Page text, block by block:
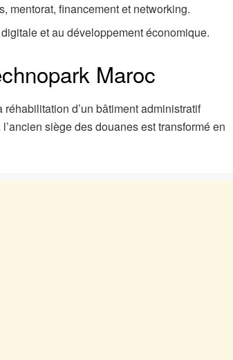
mentorat, financement et networking.
et au développement économique.
Maroc
d’un bâtiment administratif
siège des douanes est transformé en